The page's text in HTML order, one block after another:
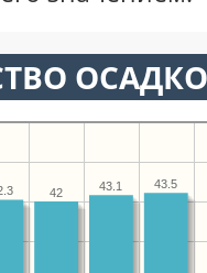
43.5
43.1
42